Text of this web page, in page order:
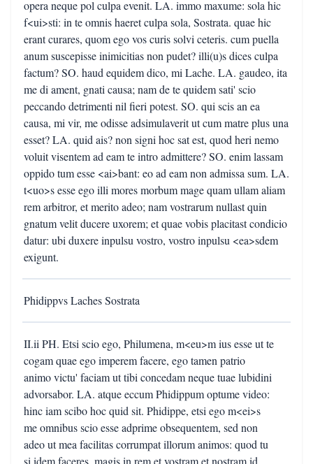
opera neque pol culpa evenit. LA. immo maxume: sola hic
f<ui>sti: in te omnis haeret culpa sola, Sostrata. quae hic
erant curares, quom ego vos curis solvi ceteris. cum puella
anum suscepisse inimicitias non pudet? illi(u)s dices culpa
factum? SO. haud equidem dico, mi Lache. LA. gaudeo, ita
me di ament, gnati causa; nam de te quidem sati' scio
peccando detrimenti nil fieri potest. SO. qui scis an ea
causa, mi vir, me odisse adsimulaverit ut cum matre plus una
esset? LA. quid ais? non signi hoc sat est, quod heri nemo
voluit visentem ad eam te intro admittere? SO. enim lassam
oppido tum esse <ai>bant: eo ad eam non admissa sum. LA.
t<uo>s esse ego illi mores morbum mage quam ullam aliam
rem arbitror, et merito adeo; nam vostrarum nullast quin
gnatum velit ducere uxorem; et quae vobis placitast condicio
datur: ubi duxere inpulsu vostro, vostro inpulsu <ea>sdem
exigunt.
Phidippvs Laches Sostrata
II.ii PH. Etsi scio ego, Philumena, m<eu>m ius esse ut te
cogam quae ego imperem facere, ego tamen patrio
animo victu' faciam ut tibi concedam neque tuae lubidini
advorsabor. LA. atque eccum Phidippum optume video:
hinc iam scibo hoc quid sit. Phidippe, etsi ego m<ei>s
me omnibus scio esse adprime obsequentem, sed non
adeo ut mea facilitas corrumpat illorum animos: quod tu
si idem faceres, magis in rem et vostram et nostram id